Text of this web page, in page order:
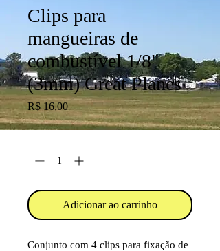
Clips para
mangueiras de
combustível 1/8"
(3mm) Great Planes
R$ 16,00Preço
Adicionar ao carrinho
Conjunto com 4 clips para fixação de